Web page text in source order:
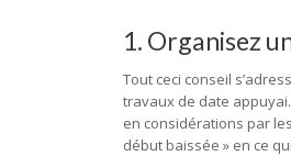
1. Organisez
Tout ceci conseil
travaux de date
en considérations par
début baissée » en ce